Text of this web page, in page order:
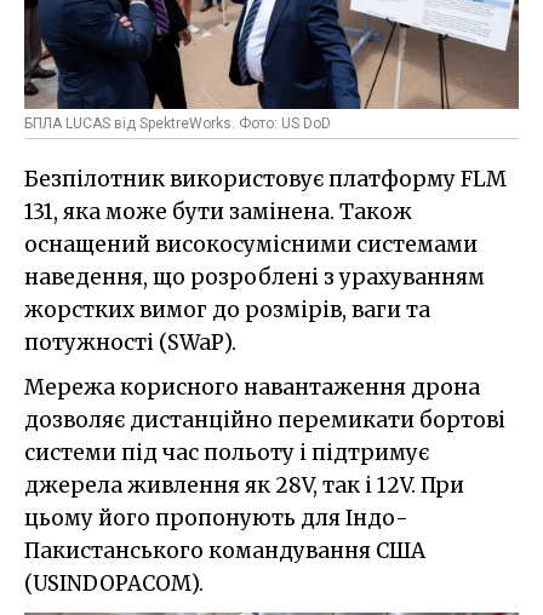
БПЛА LUCAS від SpektreWorks. Фото: US DoD
Безпілотник використовує платформу FLM
131, яка може бути замінена. Також
оснащений високосумісними системами
наведення, що розроблені з урахуванням
жорстких вимог до розмірів, ваги та
потужності (SWaP).
Мережа корисного навантаження дрона
дозволяє дистанційно перемикати бортові
системи під час польоту і підтримує
джерела живлення як 28V, так і 12V. При
цьому його пропонують для Індо-
Пакистанського командування США
(USINDOPACOM).